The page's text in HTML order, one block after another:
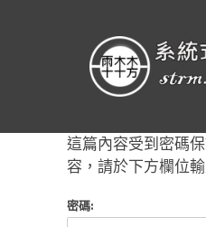
這篇內容受到密碼
容，請於下方欄位
密碼: